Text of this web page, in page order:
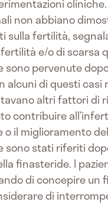
non abbiano
sulla fertilità,
e/o di scarsa
sono pervenute
alcuni di questi casi
altri fattori di
contribuire
o il miglioramento
sono stati riferiti
finasteride. I
di concepire un
di